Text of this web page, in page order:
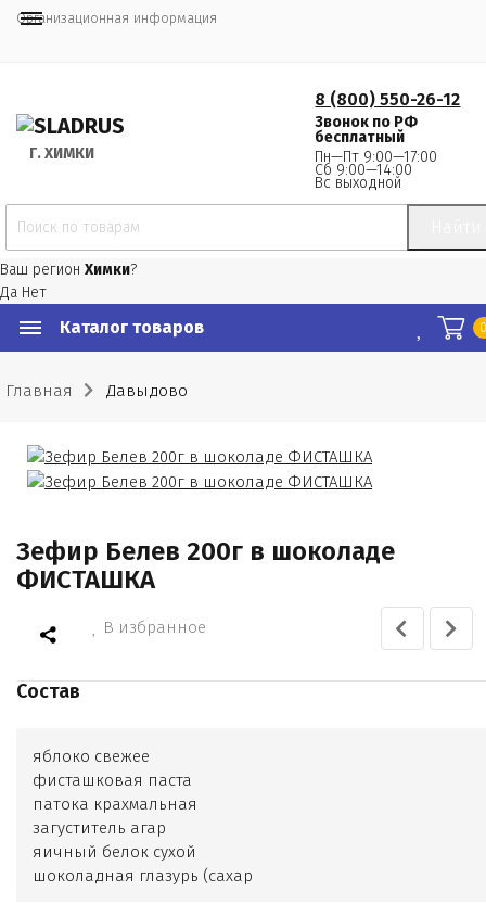
Организационная информация
Г. ХИМКИ
8 (800) 550-26-12
Звонок по РФ
бесплатный
Пн—Пт 9:00—17:00
Сб 9:00—14:00
Вс выходной
Ваш регион Химки?
Да Нет
Каталог товаров
Главная Давыдово
Зефир Белев 200г в шоколаде
ФИСТАШКА
В избранное
Состав
яблоко свежее
фисташковая паста
патока крахмальная
загуститель агар
яичный белок сухой
шоколадная глазурь (сахар